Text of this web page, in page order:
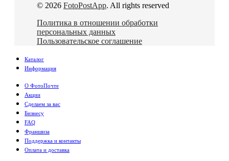
© 2026 FotoPostApp. All rights reserved
Политика в отношении обработки
персональных данных
Пользовательское соглашение
Каталог
Информация
О ФотоПочте
Акции
Сделаем за вас
Бизнесу
FAQ
Франшиза
Поддержка и контакты
Оплата и доставка